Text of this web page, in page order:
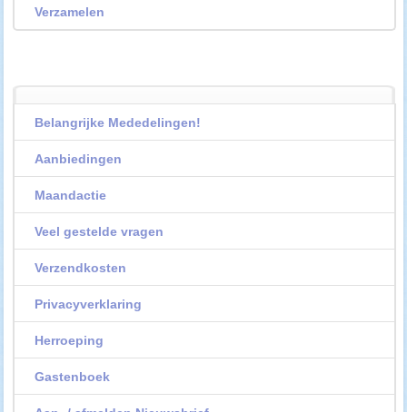
Verzamelen
Belangrijke Mededelingen!
Aanbiedingen
Maandactie
Veel gestelde vragen
Verzendkosten
Privacyverklaring
Herroeping
Gastenboek